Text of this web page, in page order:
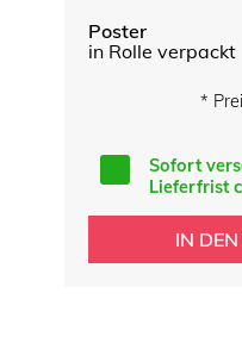
Poster
in Rolle verpackt
*
Sofort
Lieferfrist
IN